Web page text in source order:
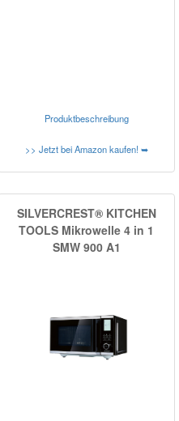
Produktbeschreibung
>> Jetzt bei Amazon kaufen! ➥
SILVERCREST® KITCHEN
TOOLS Mikrowelle 4 in 1
SMW 900 A1